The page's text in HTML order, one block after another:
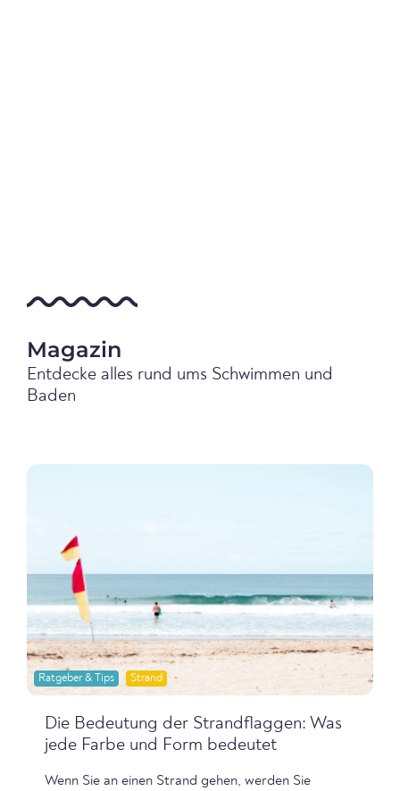
Magazin
Entdecke alles rund ums Schwimmen und
Baden
Ratgeber & Tips Strand
Die Bedeutung der Strandflaggen: Was
jede Farbe und Form bedeutet
Wenn Sie an einen Strand gehen, werden Sie